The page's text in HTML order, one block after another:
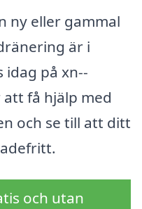
ny eller gammal
är i
på xn--
få hjälp med
och se till att ditt
och utan